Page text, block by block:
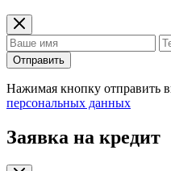
Отправить
Нажимая кнопку отправить
персональных данных
Заявка на кредит